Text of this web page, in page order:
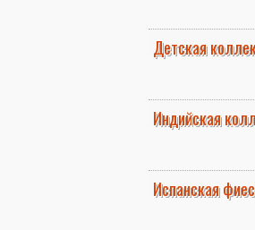
Детская
Индийская
Испанская